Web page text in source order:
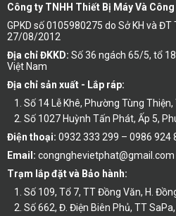
Công ty TNHH Thiết Bị Máy Và
GPKD số 0105980275 do Sở KH và ĐT
27/08/2012
Địa chỉ ĐKKD: Số 36 ngách 65/5, tổ
Việt Nam
Địa chỉ sản xuất - Lắp ráp:
Số 14 Lễ Khê, Phường Tùng Thiện,
Số 1027 Huỳnh Tấn Phát, Ấp 5,
Điện thoại: 0932 333 299 – 0986 924
Email: congnghevietphat@gmail.com
Trạm lắp đặt và Bảo hành:
Số 109, Tổ 7, TT Đồng Văn, H.
Số 662, Đ. Điện Biên Phủ, TT